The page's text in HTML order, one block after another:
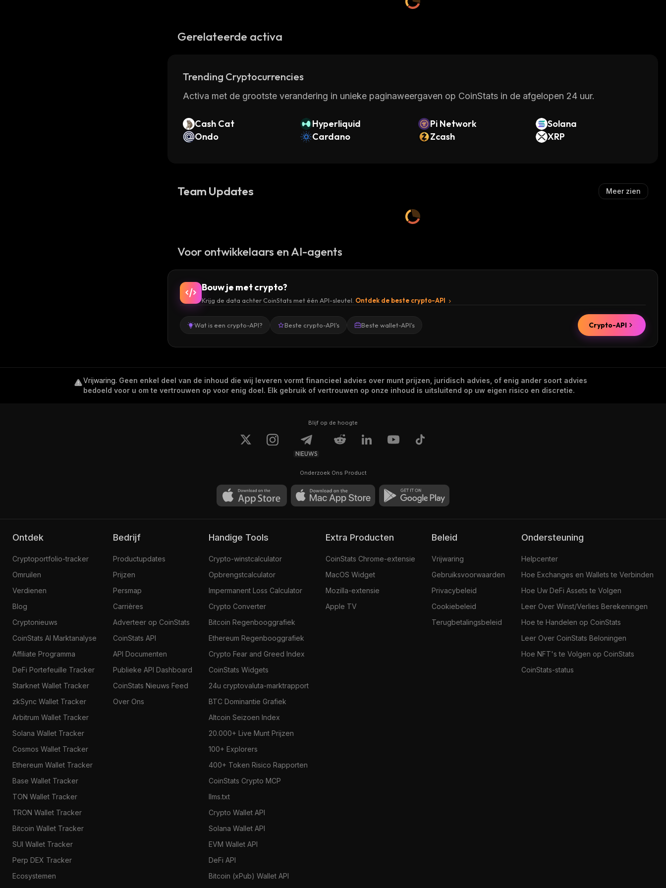
Gerelateerde activa
Trending Cryptocurrencies
Activa met de grootste verandering in unieke paginaweergaven op CoinStats in de afgelopen 24 uur.
Cash Cat Hyperliquid Pi Network
Solana
Ondo
Cardano Zcash XRP
Team Updates Meer zien
Voor ontwikkelaars en AI-agents
Bouw je met crypto?
Krijg de data achter CoinStats met één API-sleutel. Ontdek de beste crypto-API
Wat is een crypto-API? Beste crypto-API's Beste wallet-API's Crypto-API
Vrijwaring. Geen enkel deel van de inhoud die wij leveren vormt financieel advies over munt prijzen, juridisch advies, of enig ander soort advies
bedoeld voor u om te vertrouwen op voor enig doel. Elk gebruik of vertrouwen op onze inhoud is uitsluitend op uw eigen risico en discretie.
Blijf op de hoogte
NIEUWS
Onderzoek Ons Product
Ontdek
Cryptoportfolio-tracker
Omruilen
Verdienen
Blog
Cryptonieuws
CoinStats AI Marktanalyse
Affiliate Programma
DeFi Portefeuille Tracker
Starknet Wallet Tracker
zkSync Wallet Tracker
Arbitrum Wallet Tracker
Solana Wallet Tracker
Cosmos Wallet Tracker
Ethereum Wallet Tracker
Base Wallet Tracker
TON Wallet Tracker
TRON Wallet Tracker
Bitcoin Wallet Tracker
SUI Wallet Tracker
Perp DEX Tracker
Ecosystemen
Bedrijf
Productupdates
Prijzen
Persmap
Carrières
Adverteer op CoinStats
CoinStats API
API Documenten
Publieke API Dashboard
CoinStats Nieuws Feed
Over Ons
Handige Tools
Crypto-winstcalculator
Opbrengstcalculator
Impermanent Loss Calculator
Crypto Converter
Bitcoin Regenbooggrafiek
Ethereum Regenbooggrafiek
Crypto Fear and Greed Index
CoinStats Widgets
24u cryptovaluta-marktrapport
BTC Dominantie Grafiek
Altcoin Seizoen Index
20.000+ Live Munt Prijzen
100+ Explorers
400+ Token Risico Rapporten
CoinStats Crypto MCP
llms.txt
Crypto Wallet API
Solana Wallet API
EVM Wallet API
DeFi API
Bitcoin (xPub) Wallet API
Extra Producten
CoinStats Chrome-extensie
MacOS Widget
Mozilla-extensie
Apple TV
Beleid
Vrijwaring
Gebruiksvoorwaarden
Privacybeleid
Cookiebeleid
Terugbetalingsbeleid
Ondersteuning
Helpcenter
Hoe Exchanges en Wallets te Verbinden
Hoe Uw DeFi Assets te Volgen
Leer Over Winst/Verlies Berekeningen
Hoe te Handelen op CoinStats
Leer Over CoinStats Beloningen
Hoe NFT's te Volgen op CoinStats
CoinStats-status